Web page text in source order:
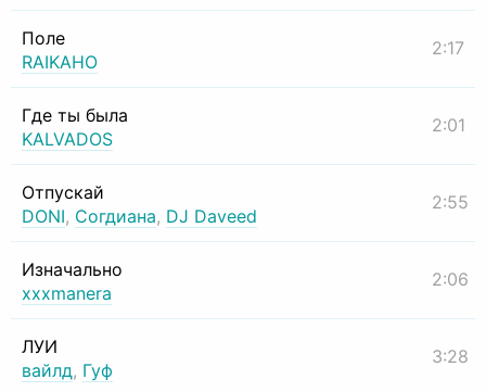
Поле
RAIKAHO
2:17
Где ты была
KALVADOS
2:01
Отпускай
DONI, Согдиана, DJ Daveed
2:55
Изначально
xxxmanera
2:06
ЛУИ
вайлд, Гуф
3:28